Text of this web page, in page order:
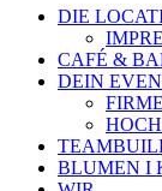
DIE
CAFÉ &
DEIN
BLUMEN I